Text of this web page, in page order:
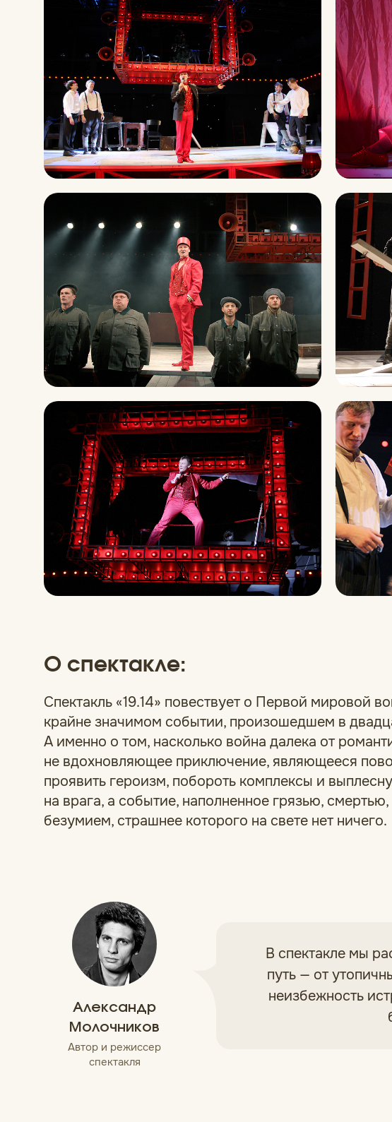
О спектакле:
Спектакль «19.14» повествует о Первой мировой
крайне значимом событии, произошедшем в
А именно о том, насколько война далека от
не вдохновляющее приключение, являющееся
проявить героизм, побороть комплексы и
на врага, а событие, наполненное грязью, смертью,
безумием, страшнее которого на свете нет ничего.
Александр
Молочников
Автор и режиссер
спектакля
В спектакле мы
путь — от
неизбежность